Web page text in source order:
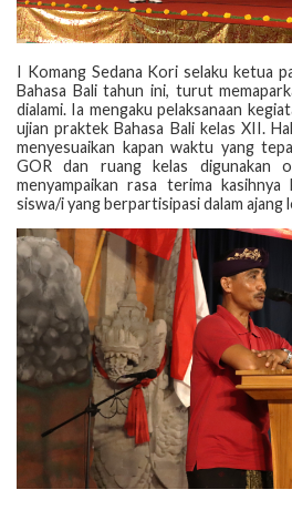
I Komang Sedana Kori selaku ketua
Bahasa Bali tahun ini, turut
dialami. Ia mengaku pelaksanaan
ujian praktek Bahasa Bali kelas XII.
menyesuaikan kapan waktu yang
GOR dan ruang kelas digunakan
menyampaikan rasa terima
siswa/i yang berpartisipasi dalam ajang